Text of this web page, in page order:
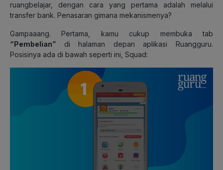
ruangbelajar, dengan cara yang pertama adalah melalui
transfer bank. Penasaran gimana mekanismenya?
Gampaaang. Pertama, kamu cukup membuka tab
“Pembelian” di halaman depan aplikasi Ruangguru.
Posisinya ada di bawah seperti ini, Squad: